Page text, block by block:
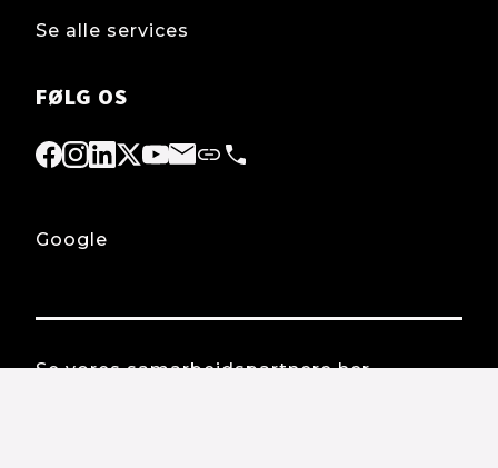
Se alle services
FØLG OS
Google
Se vores samarbejdspartnere her